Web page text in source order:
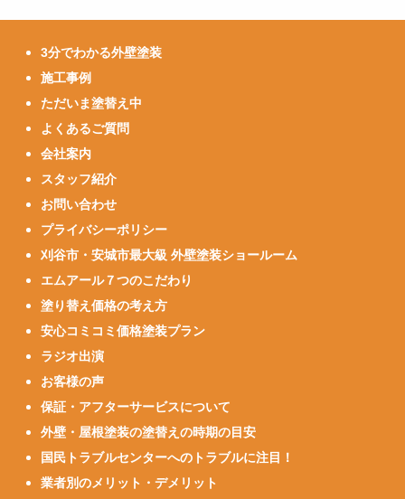
3分でわかる外壁塗装
施工事例
ただいま塗替え中
よくあるご質問
会社案内
スタッフ紹介
お問い合わせ
プライバシーポリシー
刈谷市・安城市最大級 外壁塗装ショールーム
エムアール７つのこだわり
塗り替え価格の考え方
安心コミコミ価格塗装プラン
ラジオ出演
お客様の声
保証・アフターサービスについて
外壁・屋根塗装の塗替えの時期の目安
国民トラブルセンターへのトラブルに注目！
業者別のメリット・デメリット